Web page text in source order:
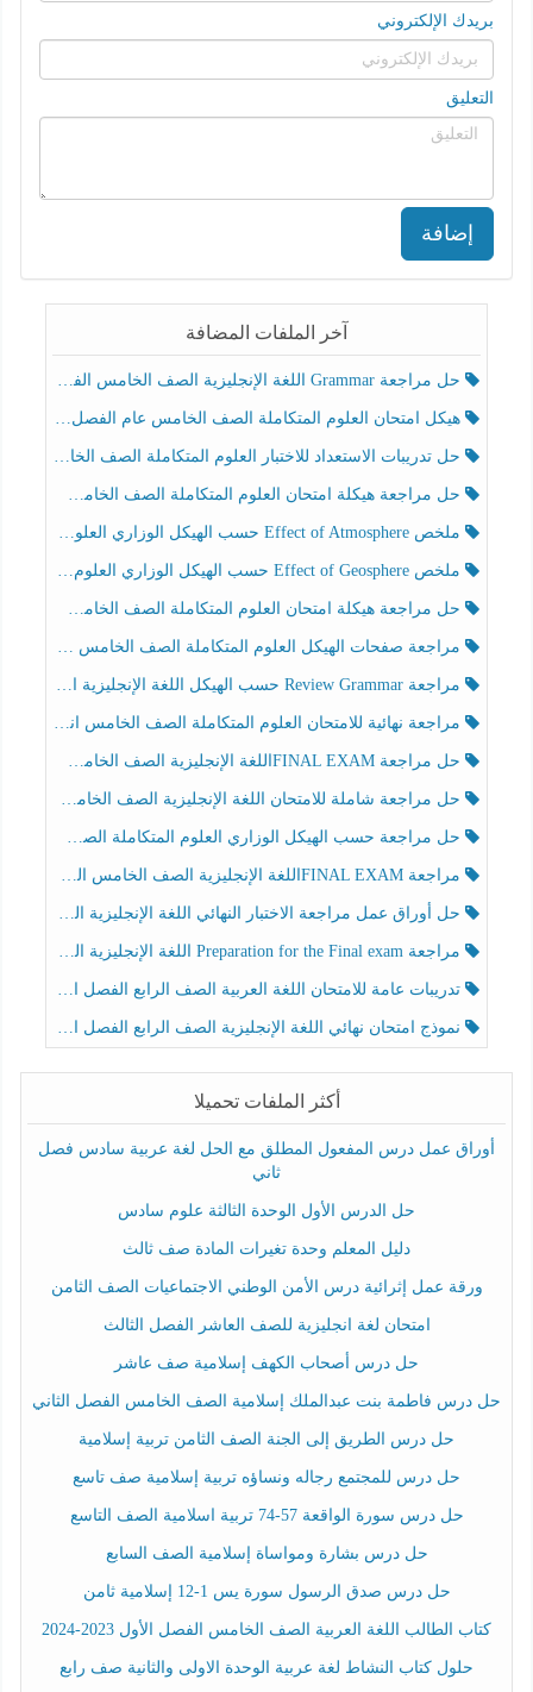
بريدك الإلكتروني
التعليق
إضافة
آخر الملفات المضافة
حل مراجعة Grammar اللغة الإنجليزية الصف الخامس الفصل الثالث
هيكل امتحان العلوم المتكاملة الصف الخامس عام الفصل الدراسي الثالث 2025-2026
حل تدريبات الاستعداد للاختبار العلوم المتكاملة الصف الخامس عام الفصل الثالث
حل مراجعة هيكلة امتحان العلوم المتكاملة الصف الخامس انسبير الفصل الثالث
ملخص Effect of Atmosphere حسب الهيكل الوزاري العلوم المتكاملة الصف الخامس انسبير الفصل الثالث
ملخص Effect of Geosphere حسب الهيكل الوزاري العلوم المتكاملة الصف الخامس انسبير الفصل الثالث
حل مراجعة هيكلة امتحان العلوم المتكاملة الصف الخامس عام الفصل الثالث
مراجعة صفحات الهيكل العلوم المتكاملة الصف الخامس انسبير الفصل الثالث
مراجعة Review Grammar حسب الهيكل اللغة الإنجليزية الصف الخامس الفصل الثالث
مراجعة نهائية للامتحان العلوم المتكاملة الصف الخامس انسبير الفصل الثالث
حل مراجعة FINAL EXAMاللغة الإنجليزية الصف الخامس الفصل الثالث
حل مراجعة شاملة للامتحان اللغة الإنجليزية الصف الخامس الفصل الثالث
حل مراجعة حسب الهيكل الوزاري العلوم المتكاملة الصف الخامس عام الفصل الثالث
مراجعة FINAL EXAMاللغة الإنجليزية الصف الخامس الفصل الثالث
حل أوراق عمل مراجعة الاختبار النهائي اللغة الإنجليزية الصف الرابع الفصل الثالث
مراجعة Preparation for the Final exam اللغة الإنجليزية الصف الرابع الفصل الثالث
تدريبات عامة للامتحان اللغة العربية الصف الرابع الفصل الثالث
نموذج امتحان نهائي اللغة الإنجليزية الصف الرابع الفصل الثالث
أكثر الملفات تحميلا
أوراق عمل درس المفعول المطلق مع الحل لغة عربية سادس فصل
ثاني
حل الدرس الأول الوحدة الثالثة علوم سادس
دليل المعلم وحدة تغيرات المادة صف ثالث
ورقة عمل إثرائية درس الأمن الوطني الاجتماعيات الصف الثامن
امتحان لغة انجليزية للصف العاشر الفصل الثالث
حل درس أصحاب الكهف إسلامية صف عاشر
حل درس فاطمة بنت عبدالملك إسلامية الصف الخامس الفصل الثاني
حل درس الطريق إلى الجنة الصف الثامن تربية إسلامية
حل درس للمجتمع رجاله ونساؤه تربية إسلامية صف تاسع
حل درس سورة الواقعة 57-74 تربية اسلامية الصف التاسع
حل درس بشارة ومواساة إسلامية الصف السابع
حل درس صدق الرسول سورة يس 1-12 إسلامية ثامن
كتاب الطالب اللغة العربية الصف الخامس الفصل الأول 2023-2024
حلول كتاب النشاط لغة عربية الوحدة الاولى والثانية صف رابع